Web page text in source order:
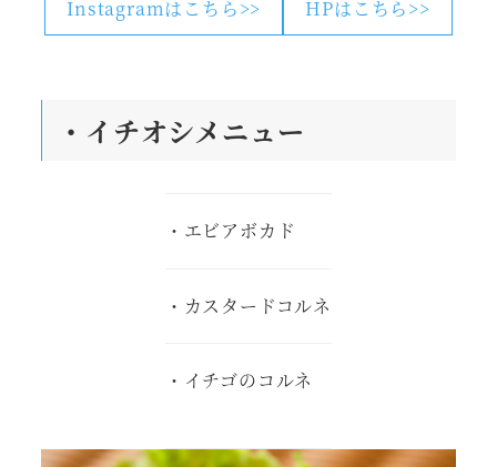
Instagramはこちら>> HPはこちら>>
・ イチオシメニュー
・エビアボカド
・カスタードコルネ
・イチゴのコルネ